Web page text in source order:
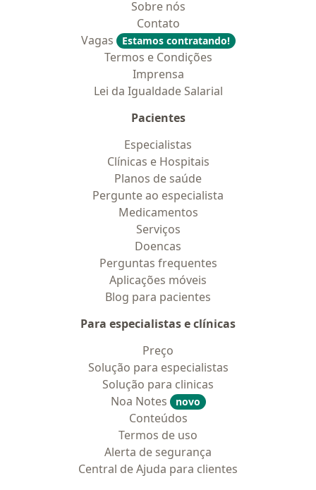
Sobre nós
Contato
Vagas
Estamos contratando!
Termos e Condições
Imprensa
Lei da Igualdade Salarial
Pacientes
Especialistas
Clínicas e Hospitais
Planos de saúde
Pergunte ao especialista
Medicamentos
Serviços
Doencas
Perguntas frequentes
Aplicações móveis
Blog para pacientes
Para especialistas e clínicas
Preço
Solução para especialistas
Solução para clinicas
Noa Notes
novo
Conteúdos
Termos de uso
Alerta de segurança
Central de Ajuda para clientes